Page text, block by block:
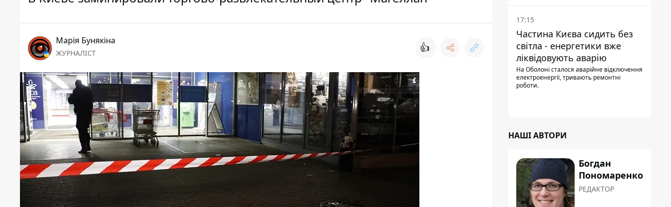
Марія Бунякіна
ЖУРНАЛІСТ 👍
17:15
Частина Києва сидить без
світла - енергетики вже
ліквідовують аварію
На Оболоні сталося аварійне відключення
електроенергії, тривають ремонтні
роботи.
НАШІ АВТОРИ
Богдан
Пономаренко
РЕДАКТОР